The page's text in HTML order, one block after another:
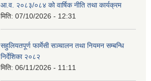
आ.व. २०८३/०८४ को वार्षिक नीति तथा कार्यक्रम
मिति: 07/10/2026 - 12:31
सहुलियतपूर्ण फार्मेसी सञ्चालन तथा नियमन सम्बन्धि
निर्देशिका २०८२
मिति: 06/11/2026 - 11:11